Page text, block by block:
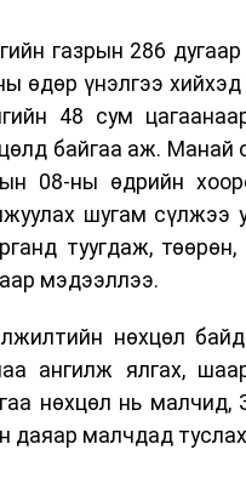
газрын 286
өдөр үнэлгээ
48 сум
байгаа аж. Манай
08-ны өдрийн
шугам сүлжээ
туугдаж,
мэдээллээ.
нөхцөл
ангилж ялгах,
нөхцөл нь малчид,
даяар малчдад